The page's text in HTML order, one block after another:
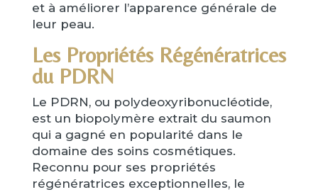
et à améliorer l’apparence générale de
leur peau.
Les Propriétés Régénératrices
du PDRN
Le PDRN, ou polydeoxyribonucléotide,
est un biopolymère extrait du saumon
qui a gagné en popularité dans le
domaine des soins cosmétiques.
Reconnu pour ses propriétés
régénératrices exceptionnelles, le